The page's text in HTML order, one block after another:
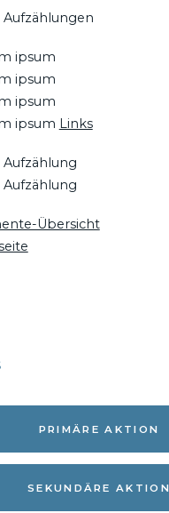
Aufzählungen
ipsum
ipsum
ipsum
ipsum Links
Aufzählung
Aufzählung
Übersicht
PRIMÄRE AKTION
SEKUNDÄRE AKTION